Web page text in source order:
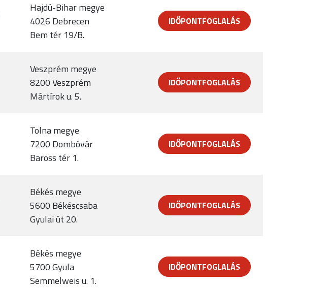
Hajdú-Bihar megye
4026 Debrecen
Bem tér 19/B.
IDŐPONTFOGLALÁS
Veszprém megye
8200 Veszprém
Mártírok u. 5.
IDŐPONTFOGLALÁS
Tolna megye
7200 Dombóvár
Baross tér 1.
IDŐPONTFOGLALÁS
Békés megye
5600 Békéscsaba
Gyulai út 20.
IDŐPONTFOGLALÁS
Békés megye
5700 Gyula
Semmelweis u. 1.
IDŐPONTFOGLALÁS